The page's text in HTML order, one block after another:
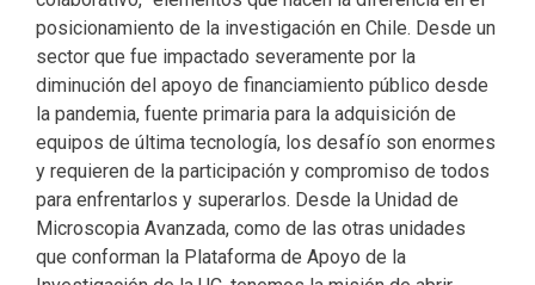
posicionamiento de la investigación en Chile. Desde un
sector que fue impactado severamente por la
diminución del apoyo de financiamiento público desde
la pandemia, fuente primaria para la adquisición de
equipos de última tecnología, los desafío son enormes
y requieren de la participación y compromiso de todos
para enfrentarlos y superarlos. Desde la Unidad de
Microscopia Avanzada, como de las otras unidades
que conforman la Plataforma de Apoyo de la